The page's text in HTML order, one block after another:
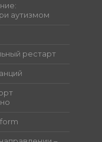
аутизмом
рестарт